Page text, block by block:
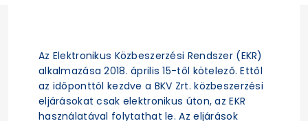
Az Elektronikus Közbeszerzési Rendszer (EKR)
alkalmazása 2018. április 15-től kötelező. Ettől
az időponttól kezdve a BKV Zrt. közbeszerzési
eljárásokat csak elektronikus úton, az EKR
használatával folytathat le. Az eljárások